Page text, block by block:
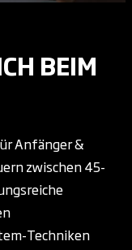
BEIM
Anfänger &
zwischen 45-
Techniken